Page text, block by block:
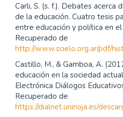
Carli, S. (s. f.). Debates acerca
de la educación. Cuatro tesis
entre educación y política en
Recuperado de
http://www.scielo.org.ar/pdf/
Castillo, M., & Gamboa, A.
educación en la sociedad
Electrónica Diálogos
Recuperado de
https://dialnet.unirioja.es/